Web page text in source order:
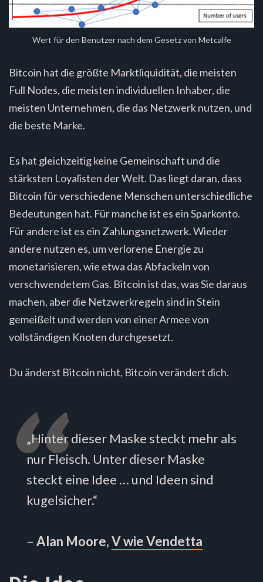
Wert für den Benutzer nach dem Gesetz von Metcalfe
Bitcoin hat die größte Marktliquidität, die meisten
Full Nodes, die meisten individuellen Inhaber, die
meisten Unternehmen, die das Netzwerk nutzen, und
die beste Marke.
Es hat gleichzeitig keine Gemeinschaft und die
stärksten Loyalisten der Welt. Das liegt daran, dass
Bitcoin für verschiedene Menschen unterschiedliche
Bedeutungen hat. Für manche ist es ein Sparkonto.
Für andere ist es ein Zahlungsnetzwerk. Wieder
andere nutzen es, um verlorene Energie zu
monetarisieren, wie etwa das Abfackeln von
verschwendetem Gas. Bitcoin ist das, was Sie daraus
machen, aber die Netzwerkregeln sind in Stein
gemeißelt und werden von einer Armee von
vollständigen Knoten durchgesetzt.
Du änderst Bitcoin nicht, Bitcoin verändert dich.
„Hinter dieser Maske steckt mehr als
nur Fleisch. Unter dieser Maske
steckt eine Idee … und Ideen sind
kugelsicher.“
– Alan Moore,V wie Vendetta